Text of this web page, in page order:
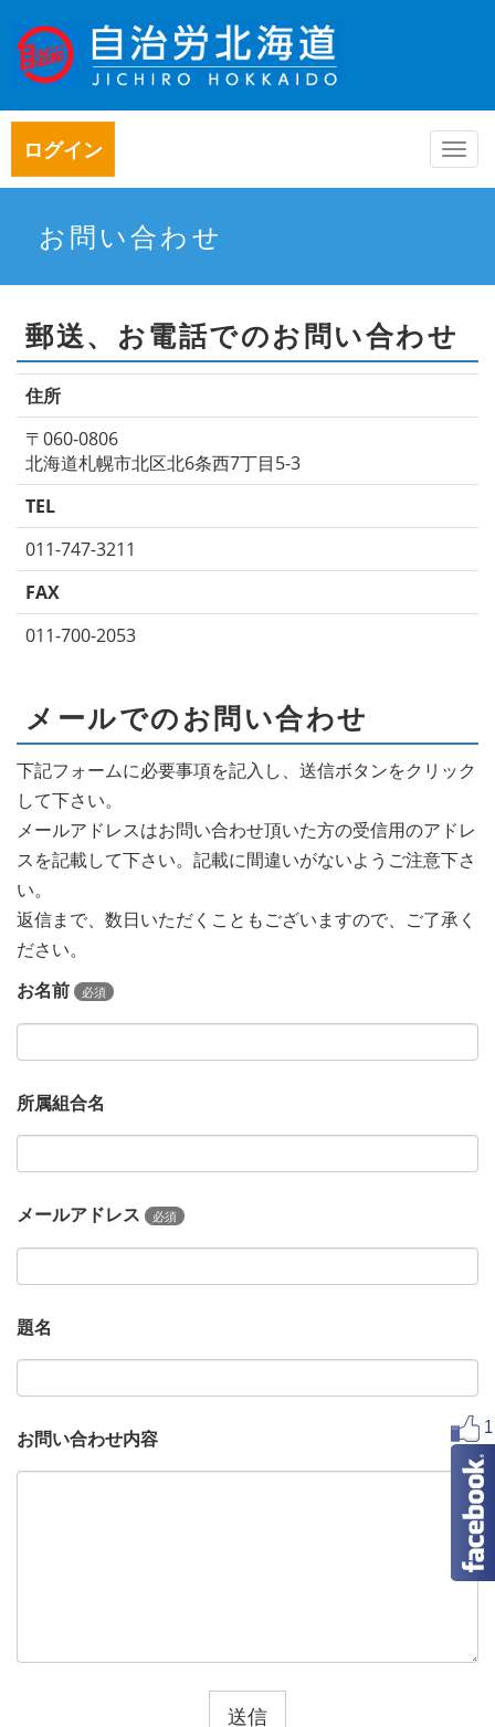
ログイン
お問い合わせ
郵送、お電話でのお問い合わせ
住所
〒060-0806
北海道札幌市北区北6条西7丁目5-3
TEL
011-747-3211
FAX
011-700-2053
メールでのお問い合わせ
下記フォームに必要事項を記入し、送信ボタンをクリック
して下さい。
メールアドレスはお問い合わせ頂いた方の受信用のアドレ
スを記載して下さい。記載に間違いがないようご注意下さ
い。
返信まで、数日いただくこともございますので、ご了承く
ださい。
お名前
必須
所属組合名
メールアドレス 必須
題名
お問い合わせ内容